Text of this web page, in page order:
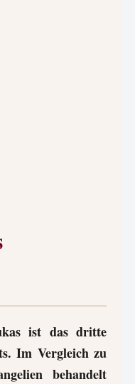
ist das dritte
Im Vergleich zu
behandelt